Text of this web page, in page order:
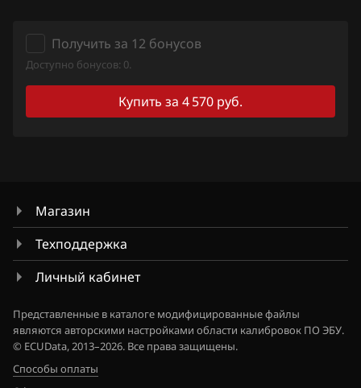
Fiat
Ford
Forthing
Geely
Genesis
GMC
Great Wall
Groz
Haima
Получить за 12 бонусов
Доступно бонусов: 0.
Купить за 4 570 руб.
Магазин
Техподдержка
Личный кабинет
Представленные в каталоге модифицированные файлы
являются авторскими настройками области калибровок ПО ЭБУ.
© ECUData, 2013–2026. Все права защищены.
Способы оплаты